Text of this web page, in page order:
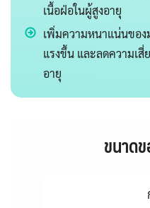
เนื้อฝ่อในผู้สูงอายุ
เพิ่มความหนาแน่นของ
แรงขึ้น และลดความเสี่
อายุ
ขนาด